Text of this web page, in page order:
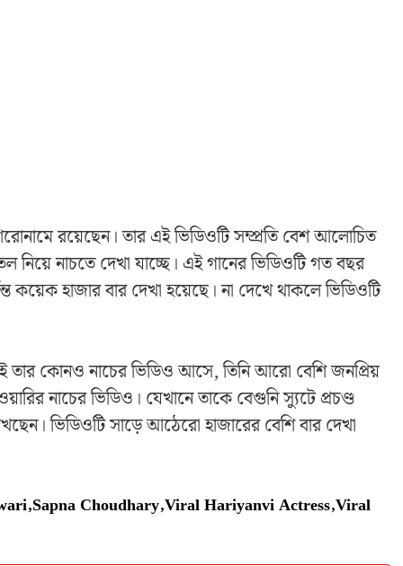
রয়েছেন। তার এই ভিডিওটি সম্প্রতি বেশ আলোচিত
নাচতে দেখা যাচ্ছে। এই গানের ভিডিওটি গত বছর
হাজার বার দেখা হয়েছে। না দেখে থাকলে ভিডিওটি
তার কোনও নাচের ভিডিও আসে, তিনি আরো বেশি জনপ্রিয়
নাচের ভিডিও। যেখানে তাকে বেগুনি স্যুটে প্রচণ্ড
ভিডিওটি সাড়ে আঠেরো হাজারের বেশি বার দেখা
,Sapna Choudhary,Viral Hariyanvi Actress,Viral